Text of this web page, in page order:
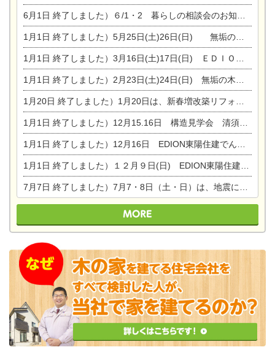
6月1日 終了しました）６/1・2 暮らしの相談会のお知らせ
1月1日 終了しました）5月25日(土)26日(日) 無垢の木の家体感見学会開催☆
1月1日 終了しました）3月16日(土)17日(日) ＥＤＩＯＮ東陽住建でんき館 総決算まつり
1月1日 終了しました）2月23日(土)24日(日) 無垢の木の家 完成見学会
1月20日 終了しました）1月20日は、新春増改築リフォームまつり＆家の修理祭り＆家電まつりです。
1月1日 終了しました）12月15.16日 構造見学会 清須市西枇杷島町弁天
1月1日 終了しました）12月16日 EDION東陽住建でんき OPEN第二弾イベント！！
1月1日 終了しました）１２月９日(日) EDION東陽住建でんき館プレＯＰＥＮ！＆家の修理まつり
7月7日 終了しました）7月7・8日（土・日）は、地震に強くて安心！暮らしを楽しむ東濃ひのきの平屋の家体験見学会を開催します。ぜひお越しください。